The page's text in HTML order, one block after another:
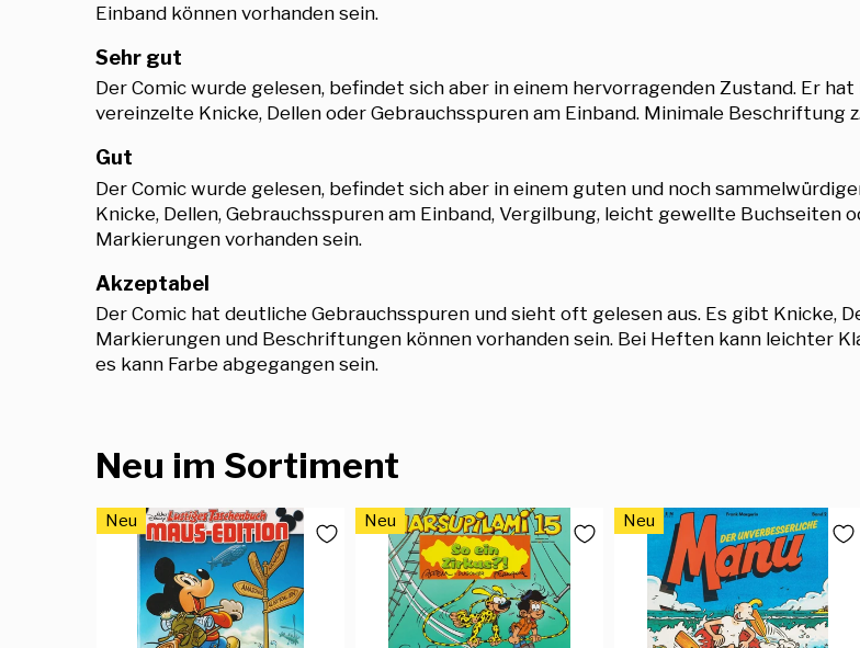
Einband können vorhanden sein.
Sehr gut
Der Comic wurde gelesen, befindet sich aber in einem hervorragenden Zustand. Er
vereinzelte Knicke, Dellen oder Gebrauchsspuren am Einband. Minimale Beschriftung
Gut
Der Comic wurde gelesen, befindet sich aber in einem guten und noch
Knicke, Dellen, Gebrauchsspuren am Einband, Vergilbung, leicht gewellte
Markierungen vorhanden sein.
Akzeptabel
Der Comic hat deutliche Gebrauchsspuren und sieht oft gelesen aus. Es gibt Knicke,
Markierungen und Beschriftungen können vorhanden sein. Bei Heften kann leichter
es kann Farbe abgegangen sein.
Neu im Sortiment
Neu Neu Neu